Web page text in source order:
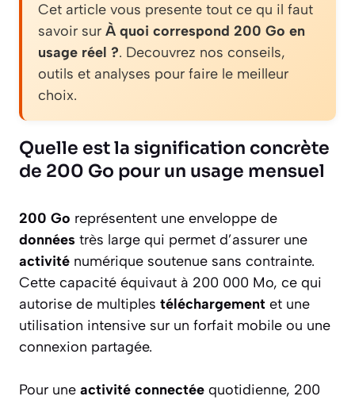
Cet article vous presente tout ce qu il faut
savoir sur À quoi correspond 200 Go en
usage réel ?. Decouvrez nos conseils,
outils et analyses pour faire le meilleur
choix.
Quelle est la signification concrète
de 200 Go pour un usage mensuel
200 Go représentent une enveloppe de
données très large qui permet d’assurer une
activité numérique soutenue sans contrainte.
Cette capacité équivaut à 200 000 Mo, ce qui
autorise de multiples téléchargement et une
utilisation intensive sur un forfait mobile ou une
connexion partagée.
Pour une activité connectée quotidienne, 200